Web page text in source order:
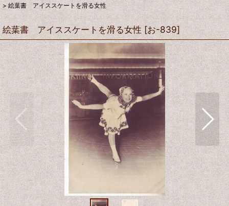
> 絵葉書 アイススケートを滑る女性
絵葉書 アイススケートを滑る女性 [お-839]